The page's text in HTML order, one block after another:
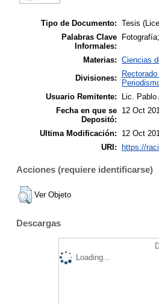
Tipo de Documento: Tesis
Palabras Clave
Informales:
Materias: Ciencias
Divisiones:
Usuario Remitente:
Lic. Pablo
Fecha en que se
Depositó:
12 Oct
Ultima Modificación:
12 Oct
URI:
https://
Acciones (requiere identificarse)
Ver Objeto
Descargas
Loading...